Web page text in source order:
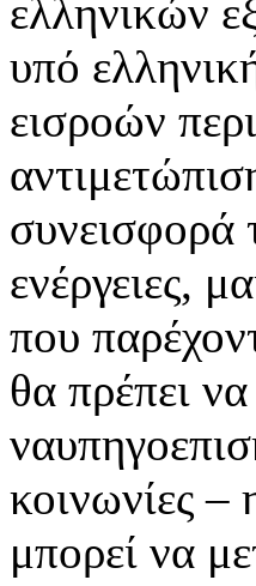
ελληνικών
υπό
εισροών
συνεισφορά
ενέργειες,
που
θα πρέπει
κοινωνίες –
μπορεί να